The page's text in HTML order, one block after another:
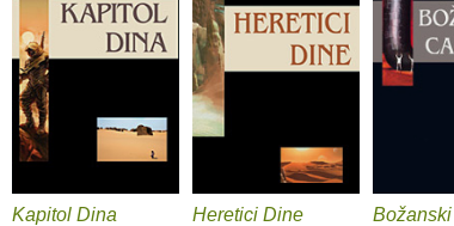
Kapitol Dina Heretici Dine